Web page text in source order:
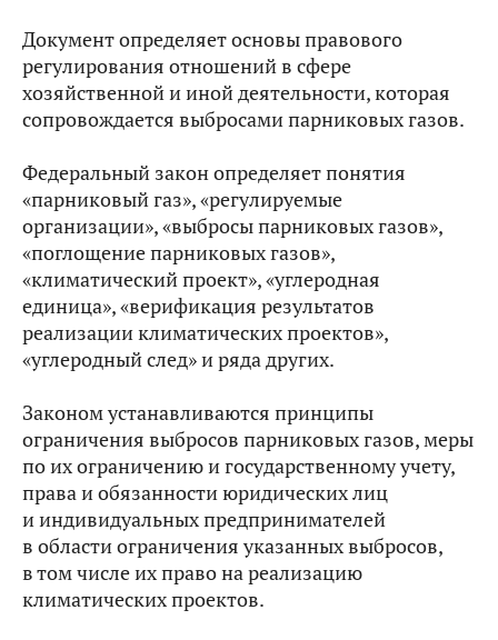
Документ определяет основы правового
регулирования отношений в сфере
хозяйственной и иной деятельности, которая
сопровождается выбросами парниковых газов.
Федеральный закон определяет понятия
«парниковый газ», «регулируемые
организации», «выбросы парниковых газов»,
«поглощение парниковых газов»,
«климатический проект», «углеродная
единица», «верификация результатов
реализации климатических проектов»,
«углеродный след» и ряда других.
Законом устанавливаются принципы
ограничения выбросов парниковых газов, меры
по их ограничению и государственному учету,
права и обязанности юридических лиц
и индивидуальных предпринимателей
в области ограничения указанных выбросов,
в том числе их право на реализацию
климатических проектов.